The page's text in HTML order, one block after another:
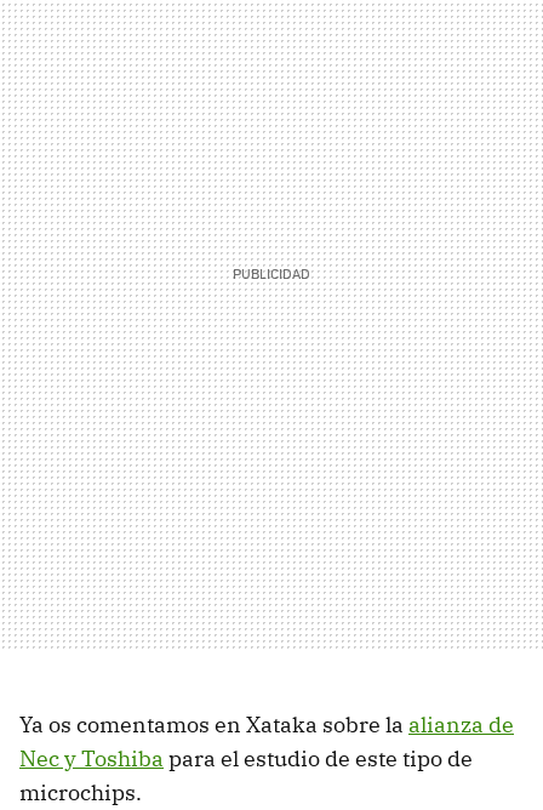
Ya os comentamos en Xataka sobre la alianza de
Nec y Toshiba para el estudio de este tipo de
microchips.